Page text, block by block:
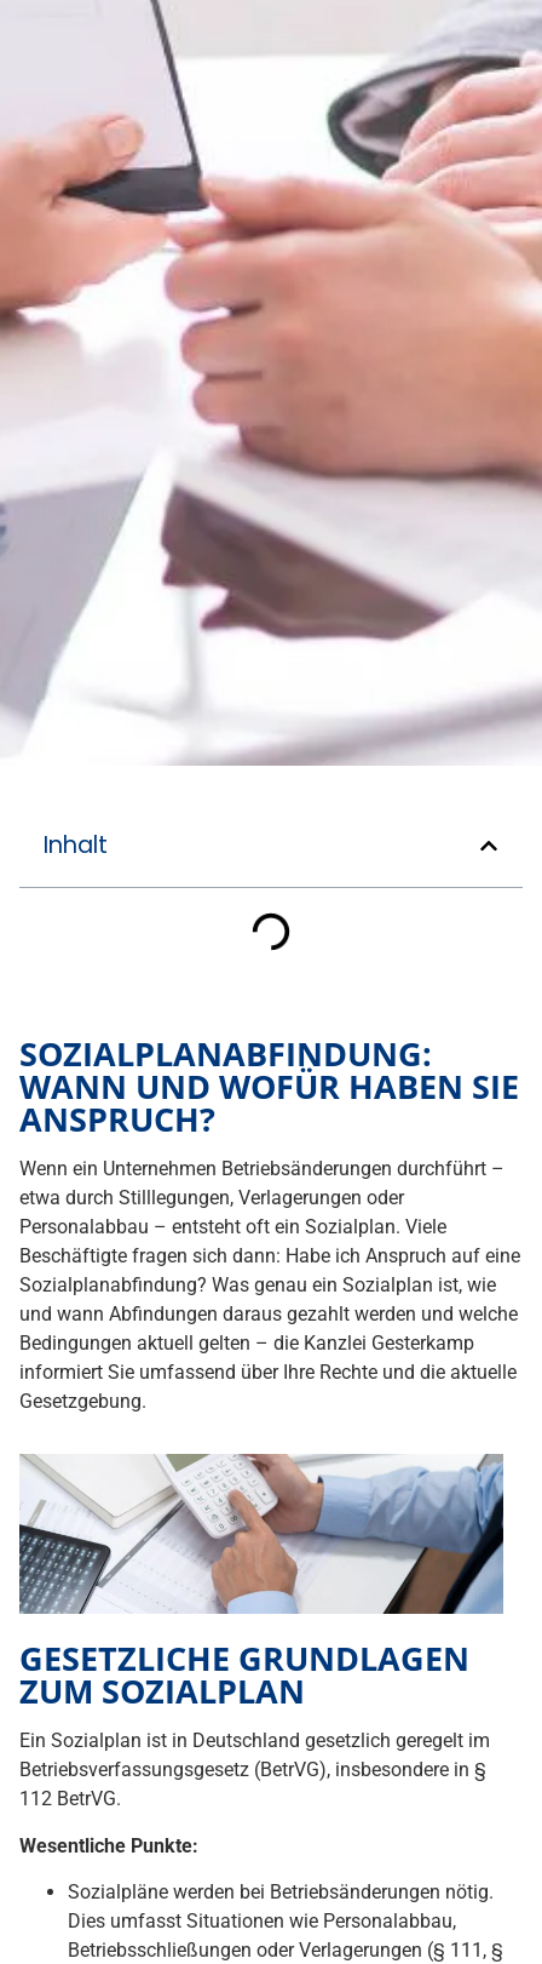
SOZIALPLANABFINDUNG:
WANN UND WOFÜR HABEN SIE
ANSPRUCH?
Wenn ein Unternehmen Betriebsänderungen durchführt –
etwa durch Stilllegungen, Verlagerungen oder
Personalabbau – entsteht oft ein Sozialplan. Viele
Beschäftigte fragen sich dann: Habe ich Anspruch auf eine
Sozialplanabfindung? Was genau ein Sozialplan ist, wie
und wann Abfindungen daraus gezahlt werden und welche
Bedingungen aktuell gelten – die Kanzlei Gesterkamp
informiert Sie umfassend über Ihre Rechte und die aktuelle
Gesetzgebung.
GESETZLICHE GRUNDLAGEN
ZUM SOZIALPLAN
Ein Sozialplan ist in Deutschland gesetzlich geregelt im
Betriebsverfassungsgesetz (BetrVG), insbesondere in §
112 BetrVG.
Wesentliche Punkte:
Sozialpläne werden bei Betriebsänderungen nötig.
Dies umfasst Situationen wie Personalabbau,
Betriebsschließungen oder Verlagerungen (§ 111, §
Inhalt